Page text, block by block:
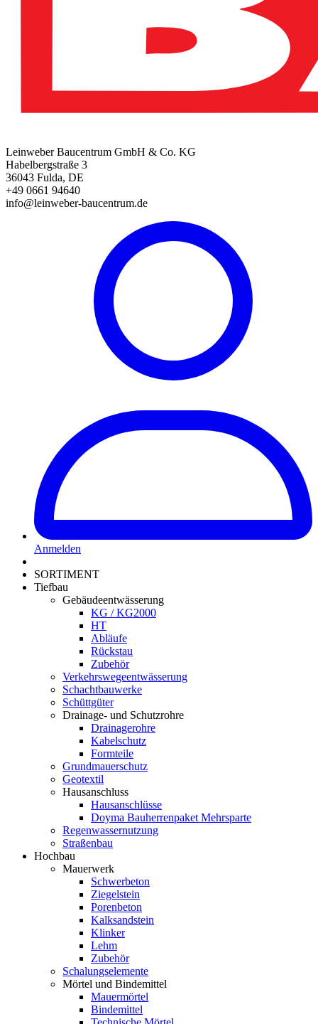
Leinweber Baucentrum GmbH & Co. KG
Habelbergstraße 3
36043 Fulda, DE
+49 0661 94640
info@leinweber-baucentrum.de
Anmelden
SORTIMENT
Tiefbau
Gebäudeentwässerung
KG / KG2000
HT
Abläufe
Rückstau
Zubehör
Verkehrswegeentwässerung
Schachtbauwerke
Schüttgüter
Drainage- und Schutzrohre
Drainagerohre
Kabelschutz
Formteile
Grundmauerschutz
Geotextil
Hausanschluss
Hausanschlüsse
Doyma Bauherrenpaket Mehrsparte
Regenwassernutzung
Straßenbau
Hochbau
Mauerwerk
Schwerbeton
Ziegelstein
Porenbeton
Kalksandstein
Klinker
Lehm
Zubehör
Schalungselemente
Mörtel und Bindemittel
Mauermörtel
Bindemittel